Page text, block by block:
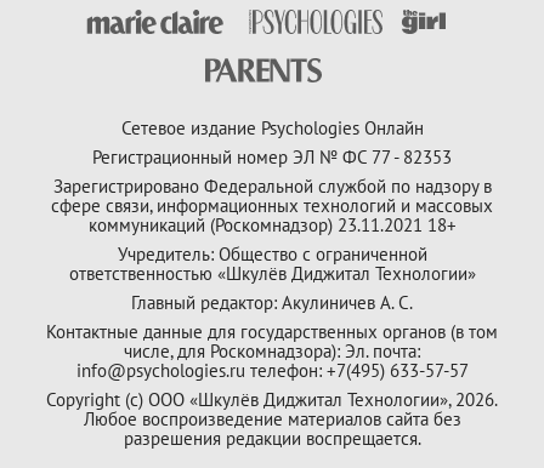
Сетевое издание Psychologies Онлайн
Регистрационный номер ЭЛ № ФС 77 - 82353
Зарегистрировано Федеральной службой по надзору в
сфере связи, информационных технологий и массовых
коммуникаций (Роскомнадзор) 23.11.2021 18+
Учредитель: Общество с ограниченной
ответственностью «Шкулёв Диджитал Технологии»
Главный редактор: Акулиничев А. С.
Контактные данные для государственных органов (в том
числе, для Роскомнадзора): Эл. почта:
info@psychologies.ru телефон: +7(495) 633-57-57
Copyright (с) ООО «Шкулёв Диджитал Технологии», 2026.
Любое воспроизведение материалов сайта без
разрешения редакции воспрещается.